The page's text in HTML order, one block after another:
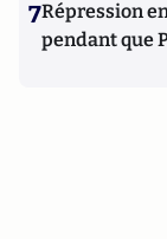
7Répression
pendant que